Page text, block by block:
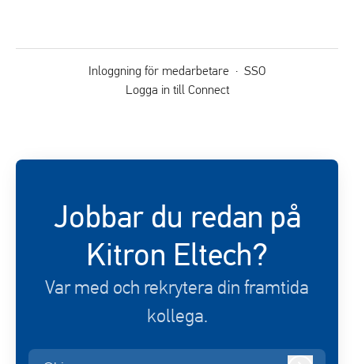
Inloggning för medarbetare · SSO
Logga in till Connect
Jobbar du redan på
Kitron Eltech?
Var med och rekrytera din framtida
kollega.